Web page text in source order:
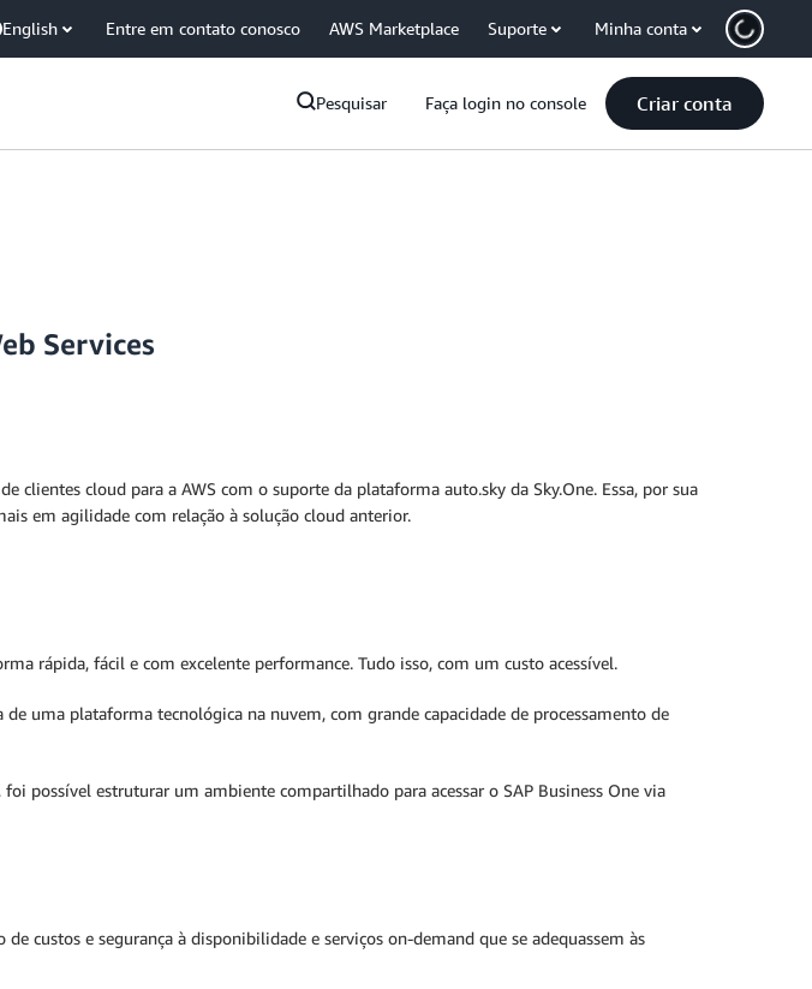
English Entre em contato conosco AWS Marketplace Suporte Minha conta
Pesquisar Faça login no console Criar conta
Services
cloud para a AWS com o suporte da plataforma auto.sky da Sky.One. Essa, por sua
em agilidade com relação à solução cloud anterior.
rápida, fácil e com excelente performance. Tudo isso, com um custo acessível.
uma plataforma tecnológica na nuvem, com grande capacidade de processamento de
possível estruturar um ambiente compartilhado para acessar o SAP Business One via
custos e segurança à disponibilidade e serviços on-demand que se adequassem às